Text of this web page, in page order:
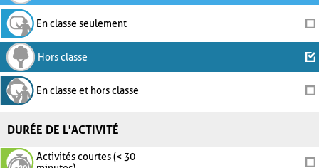
En classe seulement
Hors classe
En classe et hors classe
DURÉE DE L'ACTIVITÉ
Activités courtes (< 30